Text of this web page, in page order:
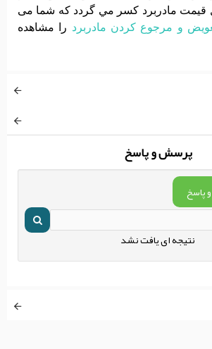
قیمت مادربرد کسر مي گردد که شما می
و مرجوع کردن مادربرد را مشاهده
پرسش و پاسخ
پاسخ
نتیجه ای یافت نشد